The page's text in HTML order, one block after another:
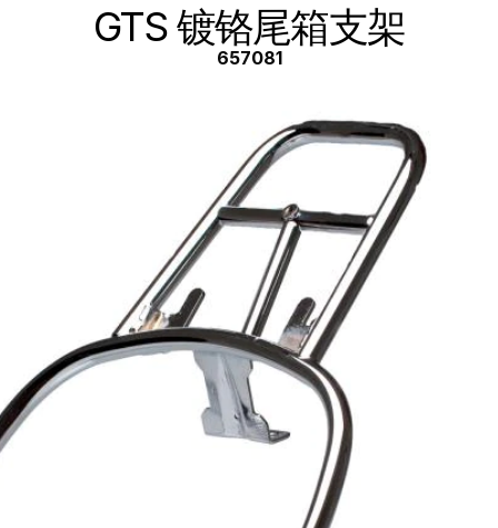
GTS 镀铬尾箱支架
657081